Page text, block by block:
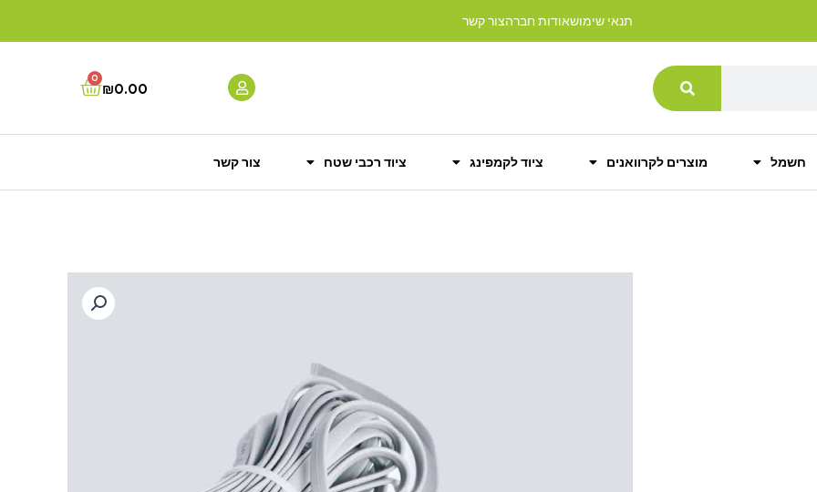
תנאי שימושאודות חברהצור קשר
₪0.00
0
Cart
חשמל מוצרים לקרוואנים ציוד לקמפינג ציוד רכבי שטח צור קשר